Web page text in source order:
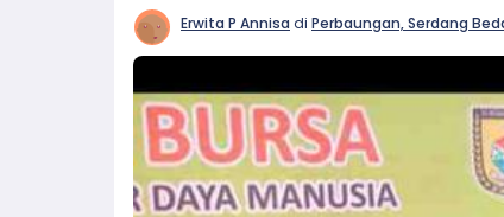
Erwita P Annisa di Perbaungan, Serdang